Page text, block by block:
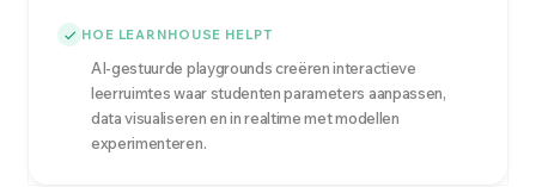
HOE LEARNHOUSE HELPT
AI-gestuurde playgrounds creëren interactieve
leerruimtes waar studenten parameters aanpassen,
data visualiseren en in realtime met modellen
experimenteren.